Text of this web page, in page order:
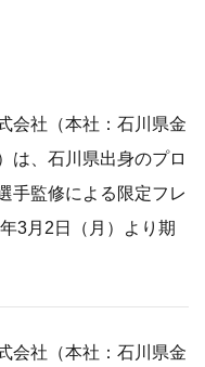
会社（本社：石川県金
は、石川県出身のプロ
手監修による限定フレ
3月2日（月）より期
会社（本社：石川県金